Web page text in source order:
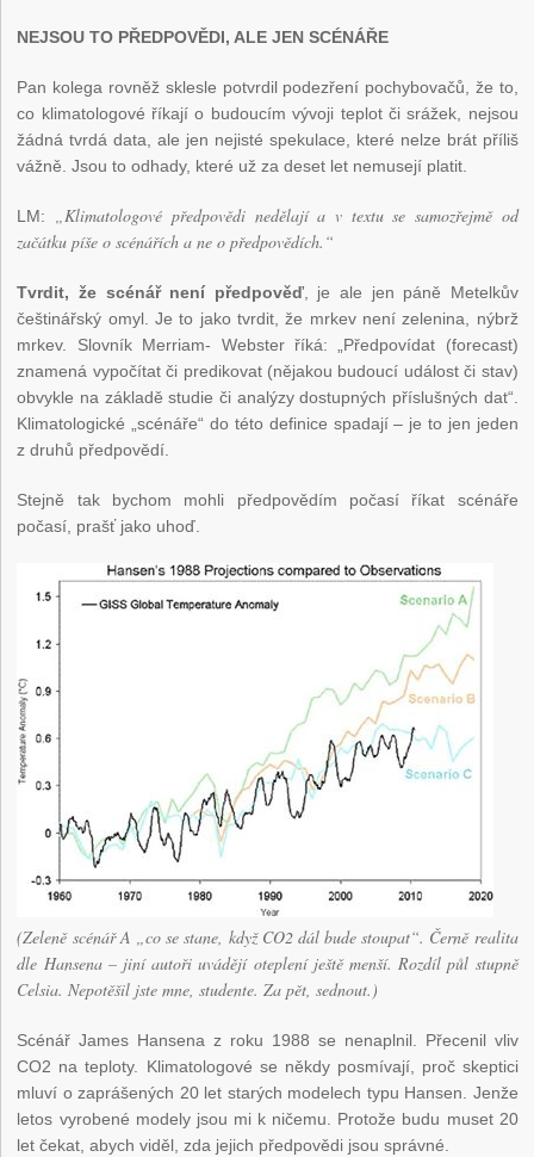
NEJSOU TO PŘEDPOVĚDI, ALE JEN SCÉNÁŘE
Pan kolega rovněž sklesle potvrdil podezření pochybovačů, že to,
co klimatologové říkají o budoucím vývoji teplot či srážek, nejsou
žádná tvrdá data, ale jen nejisté spekulace, které nelze brát příliš
vážně. Jsou to odhady, které už za deset let nemusejí platit.
LM: „Klimatologové předpovědi nedělají a v textu se samozřejmě od
začátku píše o scénářích a ne o předpovědích.“
Tvrdit, že scénář není předpověď, je ale jen páně Metelkův
češtinářský omyl. Je to jako tvrdit, že mrkev není zelenina, nýbrž
mrkev. Slovník Merriam- Webster říká: „Předpovídat (forecast)
znamená vypočítat či predikovat (nějakou budoucí událost či stav)
obvykle na základě studie či analýzy dostupných příslušných dat“.
Klimatologické „scénáře“ do této definice spadají – je to jen jeden
z druhů předpovědí.
Stejně tak bychom mohli předpovědím počasí říkat scénáře
počasí, prašť jako uhoď.
(Zeleně scénář A „co se stane, když CO2 dál bude stoupat“. Černě realita
dle Hansena – jiní autoři uvádějí oteplení ještě menší. Rozdíl půl stupně
Celsia. Nepotěšil jste mne, studente. Za pět, sednout.)
Scénář James Hansena z roku 1988 se nenaplnil. Přecenil vliv
CO2 na teploty. Klimatologové se někdy posmívají, proč skeptici
mluví o zaprášených 20 let starých modelech typu Hansen. Jenže
letos vyrobené modely jsou mi k ničemu. Protože budu muset 20
let čekat, abych viděl, zda jejich předpovědi jsou správné.